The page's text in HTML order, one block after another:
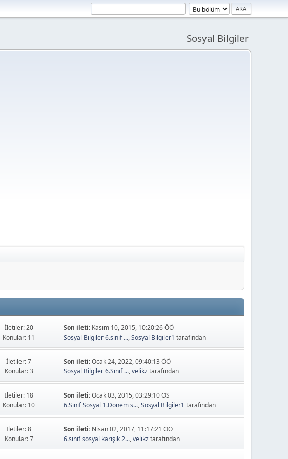
Sosyal Bilgiler
İletiler: 20
Konular: 11
Son ileti: Kasım 10, 2015, 10:20:26 ÖÖ
Sosyal Bilgiler 6.sınıf ...,Sosyal Bilgiler1 tarafından
İletiler: 7
Konular: 3
Son ileti:Ocak 24, 2022, 09:40:13 ÖÖ
Sosyal Bilgiler 6.Sınıf ...,velikztarafından
İletiler: 18
Konular: 10
Son ileti:Ocak 03, 2015, 03:29:10 ÖS
6.Sınıf Sosyal 1.Dönem s...,Sosyal Bilgiler1 tarafından
İletiler: 8
Konular: 7
Son ileti: Nisan 02, 2017, 11:17:21 ÖÖ
6.sınıf sosyal karışık 2...,velikztarafından